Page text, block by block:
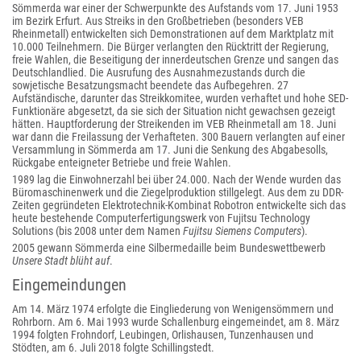
Sömmerda war einer der Schwerpunkte des Aufstands vom 17. Juni 1953
im Bezirk Erfurt. Aus Streiks in den Großbetrieben (besonders VEB
Rheinmetall) entwickelten sich Demonstrationen auf dem Marktplatz mit
10.000 Teilnehmern. Die Bürger verlangten den Rücktritt der Regierung,
freie Wahlen, die Beseitigung der innerdeutschen Grenze und sangen das
Deutschlandlied. Die Ausrufung des Ausnahmezustands durch die
sowjetische Besatzungsmacht beendete das Aufbegehren. 27
Aufständische, darunter das Streikkomitee, wurden verhaftet und hohe SED-
Funktionäre abgesetzt, da sie sich der Situation nicht gewachsen gezeigt
hätten. Hauptforderung der Streikenden im VEB Rheinmetall am 18. Juni
war dann die Freilassung der Verhafteten. 300 Bauern verlangten auf einer
Versammlung in Sömmerda am 17. Juni die Senkung des Abgabesolls,
Rückgabe enteigneter Betriebe und freie Wahlen.
1989 lag die Einwohnerzahl bei über 24.000. Nach der Wende wurden das
Büromaschinenwerk und die Ziegelproduktion stillgelegt. Aus dem zu DDR-
Zeiten gegründeten Elektrotechnik-Kombinat Robotron entwickelte sich das
heute bestehende Computerfertigungswerk von Fujitsu Technology
Solutions (bis 2008 unter dem Namen Fujitsu Siemens Computers).
2005 gewann Sömmerda eine Silbermedaille beim Bundeswettbewerb
Unsere Stadt blüht auf.
Eingemeindungen
Am 14. März 1974 erfolgte die Eingliederung von Wenigensömmern und
Rohrborn. Am 6. Mai 1993 wurde Schallenburg eingemeindet, am 8. März
1994 folgten Frohndorf, Leubingen, Orlishausen, Tunzenhausen und
Stödten, am 6. Juli 2018 folgte Schillingstedt.